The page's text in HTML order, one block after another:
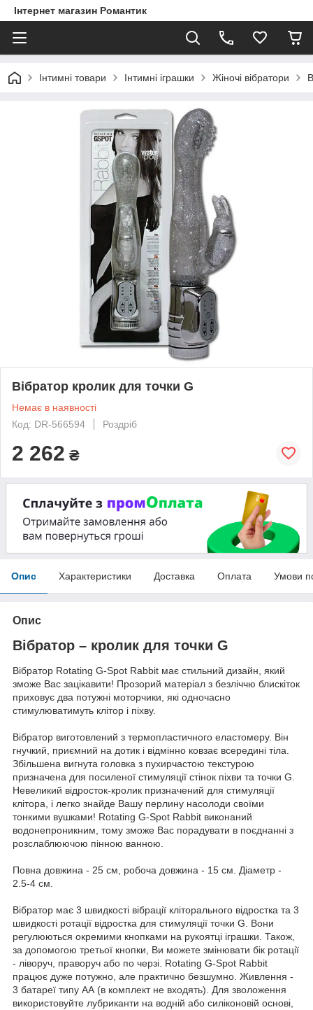
Інтернет магазин Романтик
Інтимні товари Інтимні іграшки Жіночі вібратори
Вібратор кролик для точки G
Немає в наявності
Код: DR-566594
Роздріб
2 262 ₴
Опис Характеристики Доставка Оплата Умови
Опис
Вібратор – кролик для точки G
Вібратор Rotating G-Spot Rabbit має стильний дизайн, який
зможе Вас зацікавити! Прозорий матеріал з безліччю блискіток
приховує два потужні моторчики, які одночасно
стимулюватимуть клітор і піхву.
Вібратор виготовлений з термопластичного еластомеру. Він
гнучкий, приємний на дотик і відмінно ковзає всередині тіла.
Збільшена вигнута головка з пухирчастою текстурою
призначена для посиленої стимуляції стінок піхви та точки G.
Невеликий відросток-кролик призначений для стимуляції
клітора, і легко знайде Вашу перлину насолоди своїми
тонкими вушками! Rotating G-Spot Rabbit виконаний
водонепроникним, тому зможе Вас порадувати в поєднанні з
розслаблюючою пінною ванною.
Повна довжина - 25 см, робоча довжина - 15 см. Діаметр -
2.5-4 см.
Вібратор має 3 швидкості вібрації кліторального відростка та 3
швидкості ротації відростка для стимуляції точки G. Вони
регулюються окремими кнопками на рукоятці іграшки. Також,
за допомогою третьої кнопки, Ви можете змінювати бік ротації
- ліворуч, праворуч або по черзі. Rotating G-Spot Rabbit
працює дуже потужно, але практично безшумно. Живлення -
3 батареї типу АА (в комплект не входять). Для зволоження
використовуйте лубриканти на водній або силіконовій основі,